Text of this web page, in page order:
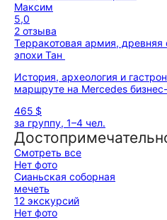
Максим
5,0
2 отзыва
Терракотовая армия, древняя
эпохи Тан
История, археология и
маршруте на Mercedes
465 $
за группу, 1–4 чел.
Смотреть все
Нет фото
Сианьская соборная
мечеть
12 экскурсий
Нет фото